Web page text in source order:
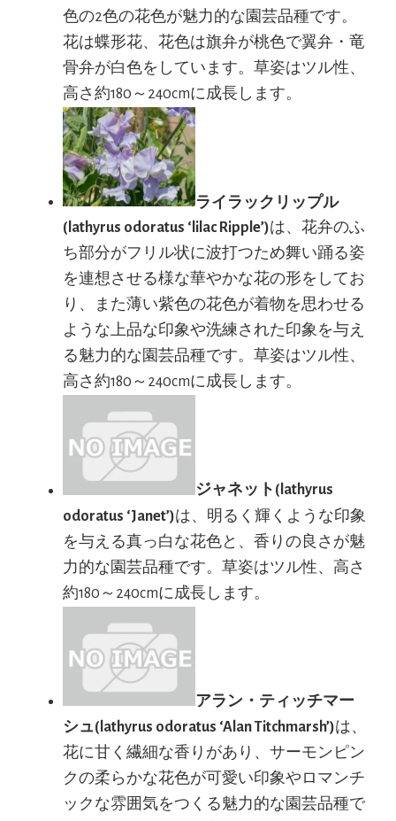
色の2色の花色が魅力的な園芸品種です。
花は蝶形花、花色は旗弁が桃色で翼弁・竜
骨弁が白色をしています。草姿はツル性、
高さ約180～240cmに成長します。
ライラックリップル
(lathyrus odoratus ‘lilac Ripple’)は、花弁のふ
ち部分がフリル状に波打つため舞い踊る姿
を連想させる様な華やかな花の形をしてお
り、また薄い紫色の花色が着物を思わせる
ような上品な印象や洗練された印象を与え
る魅力的な園芸品種です。草姿はツル性、
高さ約180～240cmに成長します。
ジャネット(lathyrus
odoratus ‘Janet’)は、明るく輝くような印象
を与える真っ白な花色と、香りの良さが魅
力的な園芸品種です。草姿はツル性、高さ
約180～240cmに成長します。
アラン・ティッチマー
シュ(lathyrus odoratus ‘Alan Titchmarsh’)は、
花に甘く繊細な香りがあり、サーモンピン
クの柔らかな花色が可愛い印象やロマンチ
ックな雰囲気をつくる魅力的な園芸品種で